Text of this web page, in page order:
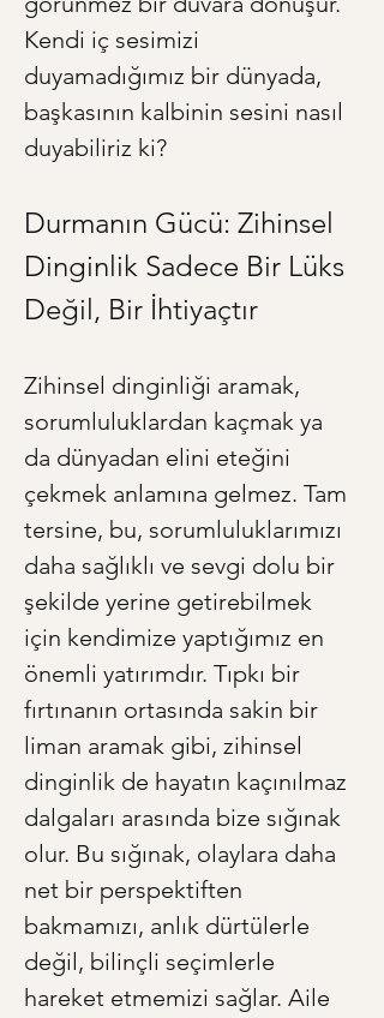
Kendi iç sesimizi
duyamadığımız bir dünyada,
başkasının kalbinin sesini nasıl
duyabiliriz ki?
Durmanın Gücü: Zihinsel
Dinginlik Sadece Bir Lüks
Değil, Bir İhtiyaçtır
Zihinsel dinginliği aramak,
sorumluluklardan kaçmak ya
da dünyadan elini eteğini
çekmek anlamına gelmez. Tam
tersine, bu, sorumluluklarımızı
daha sağlıklı ve sevgi dolu bir
şekilde yerine getirebilmek
için kendimize yaptığımız en
önemli yatırımdır. Tıpkı bir
fırtınanın ortasında sakin bir
liman aramak gibi, zihinsel
dinginlik de hayatın kaçınılmaz
dalgaları arasında bize sığınak
olur. Bu sığınak, olaylara daha
net bir perspektiften
bakmamızı, anlık dürtülerle
değil, bilinçli seçimlerle
hareket etmemizi sağlar. Aile